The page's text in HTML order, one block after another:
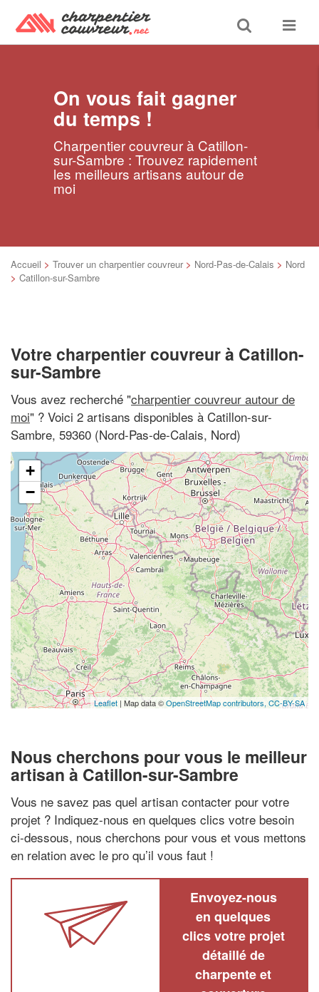
Toggle
search
Toggle
On vous fait gagner
du temps !
Charpentier couvreur à Catillon-
sur-Sambre : Trouvez rapidement
les meilleurs artisans autour de
moi
Accueil > Trouver un charpentier couvreur > Nord-Pas-de-Calais > Nord
> Catillon-sur-Sambre
Votre charpentier couvreur à Catillon-
sur-Sambre
Vous avez recherché "charpentier couvreur autour de
moi" ? Voici 2 artisans disponibles à Catillon-sur-
Sambre, 59360 (Nord-Pas-de-Calais, Nord)
+
−
Leaflet | Map data ©OpenStreetMap contributors, CC-BY-SA
Nous cherchons pour vous le meilleur
artisan à Catillon-sur-Sambre
Vous ne savez pas quel artisan contacter pour votre
projet ? Indiquez-nous en quelques clics votre besoin
ci-dessous, nous cherchons pour vous et vous mettons
en relation avec le pro qu’il vous faut !
Envoyez-nous
en quelques
clics votre projet
détaillé de
charpente et